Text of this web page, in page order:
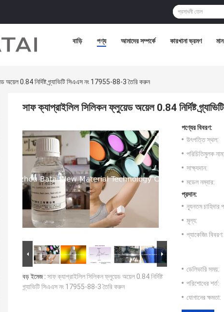
বাড়ি পণ্য আমাদের সম্পর্কে কারখানা ভ্রমণ
অয়েল 0.84 নির্দিষ্ট গ্র্যাভিটি সিএএস নং 17955-88-3 তৈরি করুন
সাফ ক্যাপ্রাইলিল সিলিকন ফ্লুয়েড অয়েল 0.84 নির্দিষ্ট
বড় ইমেজ : সাফ ক্যাপ্রাইলিল সিলিকন ফ্লুয়েড অয়েল 0.84 নির্দিষ্ট
গ্র্যাভিটি সিএএস নং 17955-88-3 তৈরি করুন
পণ্যের বিবরণ:
উৎপত্তি স্থল:
পরিচিতিমুলক নাম:
সাক্ষ্যদান:
মডেল নম্বার:
প্রদান:
ন্যূনতম চাহিদার
মূল্য:
প্যাকেজিং বিবরণ:
ডেলিভারি সময়:
পরিশোধের শর্ত:
যোগানের ক্ষমতা: